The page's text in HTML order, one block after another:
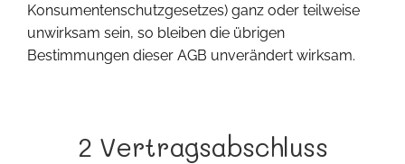
Konsumentenschutzgesetzes) ganz oder teilweise
unwirksam sein, so bleiben die übrigen
Bestimmungen dieser AGB unverändert wirksam.
2 Vertragsabschluss